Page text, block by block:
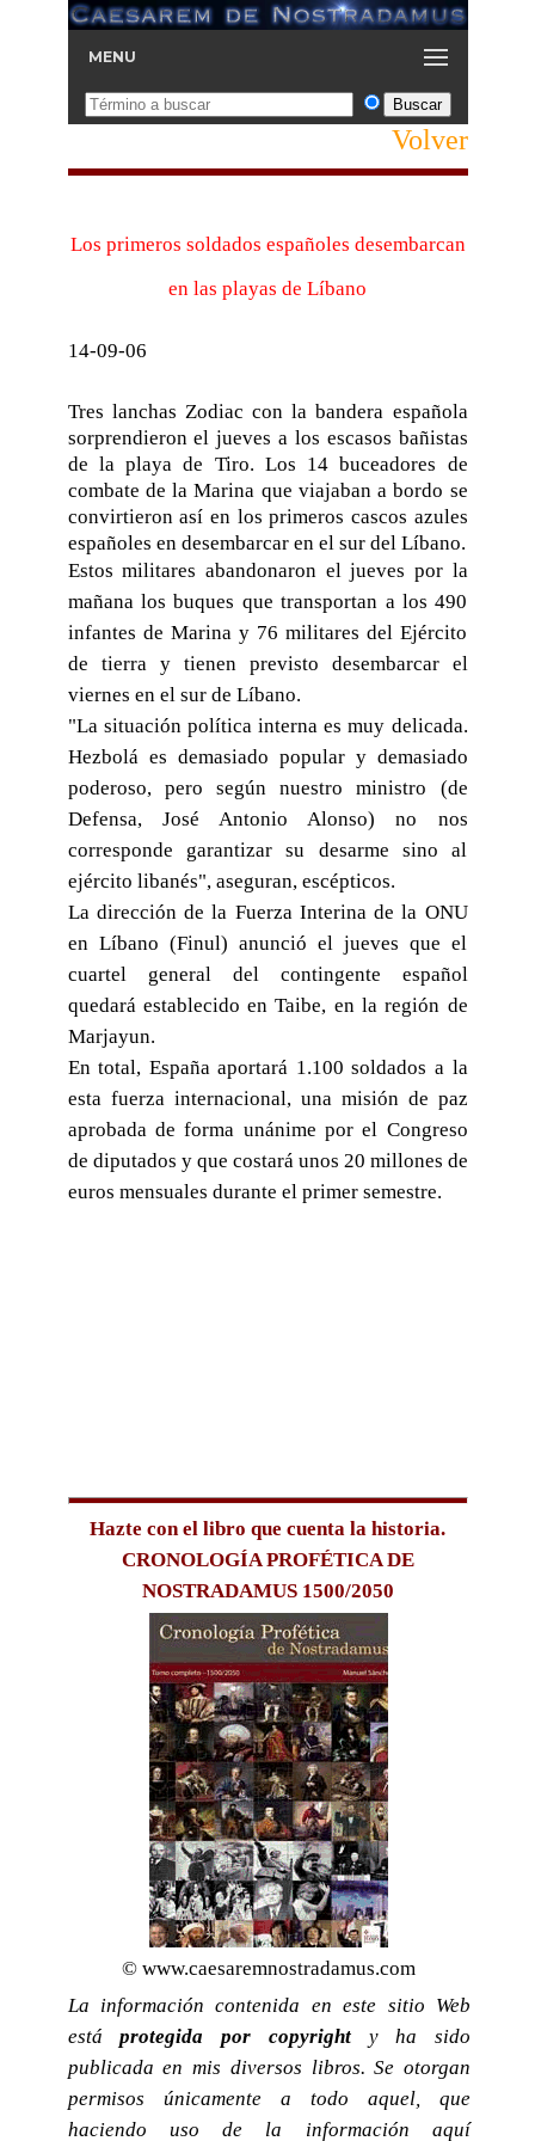
MENU
Volver
Los primeros soldados españoles desembarcan
en las playas de Líbano
14-09-06
Tres lanchas Zodiac con la bandera española
sorprendieron el jueves a los escasos bañistas
de la playa de Tiro. Los 14 buceadores de
combate de la Marina que viajaban a bordo se
convirtieron así en los primeros cascos azules
españoles en desembarcar en el sur del Líbano.
Estos militares abandonaron el jueves por la
mañana los buques que transportan a los 490
infantes de Marina y 76 militares del Ejército
de tierra y tienen previsto desembarcar el
viernes en el sur de Líbano.
"La situación política interna es muy delicada.
Hezbolá es demasiado popular y demasiado
poderoso, pero según nuestro ministro (de
Defensa, José Antonio Alonso) no nos
corresponde garantizar su desarme sino al
ejército libanés", aseguran, escépticos.
La dirección de la Fuerza Interina de la ONU
en Líbano (Finul) anunció el jueves que el
cuartel general del contingente español
quedará establecido en Taibe, en la región de
Marjayun.
En total, España aportará 1.100 soldados a la
esta fuerza internacional, una misión de paz
aprobada de forma unánime por el Congreso
de diputados y que costará unos 20 millones de
euros mensuales durante el primer semestre.
Hazte con el libro que cuenta la historia.
CRONOLOGÍA PROFÉTICA DE
NOSTRADAMUS 1500/2050
© www.caesaremnostradamus.com
La información contenida en este sitio Web
estáprotegida por copyrighty ha sido
publicada en mis diversos libros. Se otorgan
permisos únicamente a todo aquel, que
haciendo uso de la información aquí